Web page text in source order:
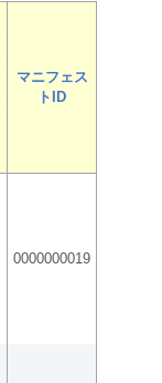
マニフェス
トID
0000000019